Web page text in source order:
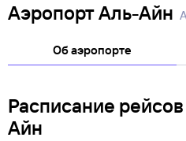
Аэропорт Аль-Айн
Об аэропорте
Расписание
Айн